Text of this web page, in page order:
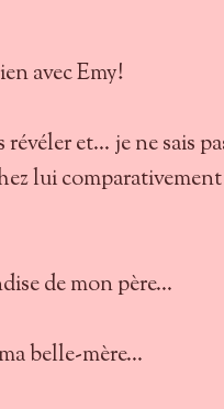
avec Emy!
et... je ne sais
lui
de mon père...
belle-mère...